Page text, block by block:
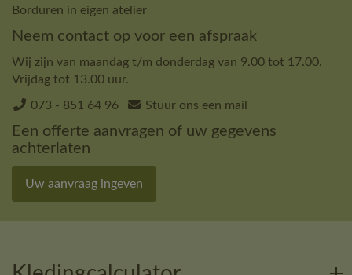
Borduren in eigen atelier
Neem contact op voor een afspraak
Wij zijn van maandag t/m donderdag van 9.00 tot 17.00.
Vrijdag tot 13.00 uur.
073 - 851 64 96 Stuur ons een mail
Een offerte aanvragen of uw gegevens
achterlaten
Uw aanvraag ingeven